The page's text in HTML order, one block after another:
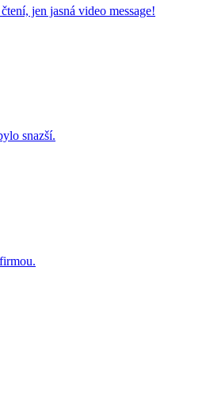
jen jasná video message!
snazší.